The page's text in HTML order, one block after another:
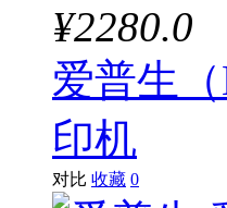
¥2280.0
爱普生
印机
对比 收藏 0